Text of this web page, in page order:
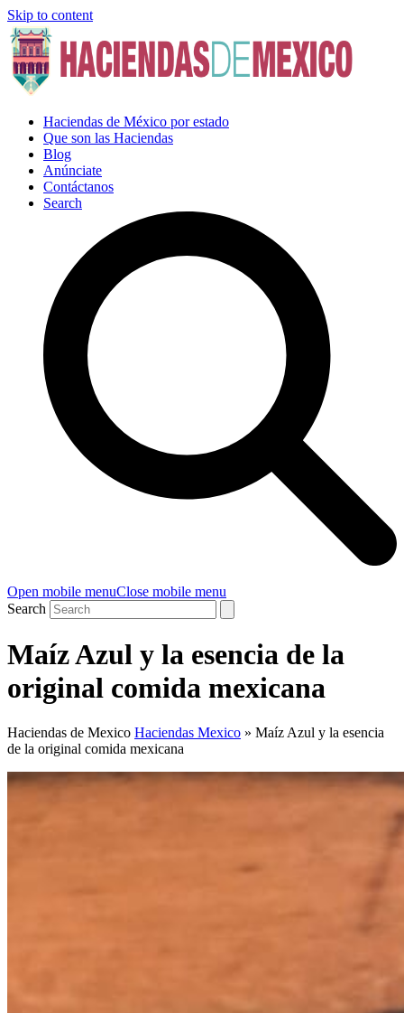
Skip to content
Haciendas de México por estado
Que son las Haciendas
Blog
Anúnciate
Contáctanos
Search
Open mobile menuClose mobile menu
Search
Maíz Azul y la esencia de la
original comida mexicana
Haciendas de Mexico Haciendas Mexico » Maíz Azul y la esencia
de la original comida mexicana